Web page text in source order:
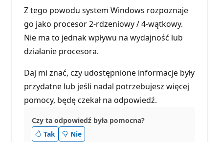
Z tego powodu system Windows rozpoznaje
go jako procesor 2-rdzeniowy / 4-wątkowy.
Nie ma to jednak wpływu na wydajność lub
działanie procesora.
Daj mi znać, czy udostępnione informacje były
przydatne lub jeśli nadal potrzebujesz więcej
pomocy, będę czekał na odpowiedź.
Czy ta odpowiedź była pomocna?
Tak
Nie